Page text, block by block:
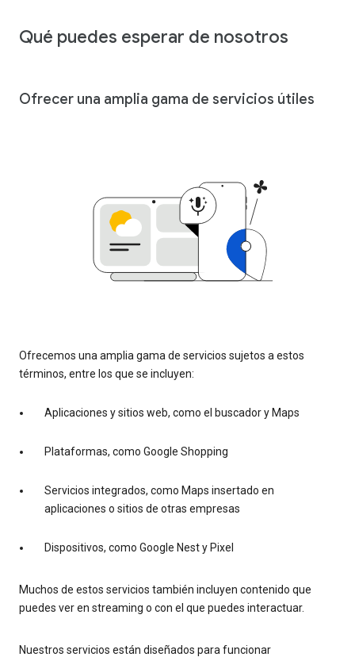
Qué puedes esperar de nosotros
Ofrecer una amplia gama de servicios útiles
Ofrecemos una amplia gama de servicios sujetos a estos
términos, entre los que se incluyen:
Aplicaciones y sitios web, como el buscador y Maps
Plataformas, como Google Shopping
Servicios integrados, como Maps insertado en
aplicaciones o sitios de otras empresas
Dispositivos, como Google Nest y Pixel
Muchos de estos servicios también incluyen contenido que
puedes ver en streaming o con el que puedes interactuar.
Nuestros servicios están diseñados para funcionar